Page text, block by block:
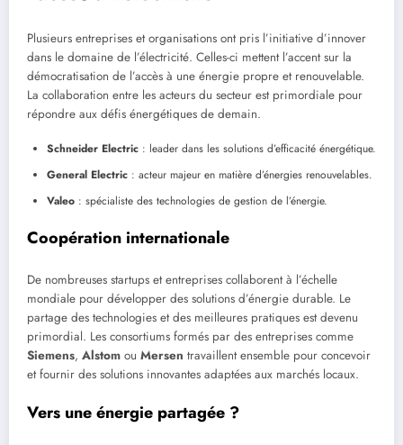
Plusieurs entreprises et organisations ont pris l’initiative d’innover
dans le domaine de l’électricité. Celles-ci mettent l’accent sur la
démocratisation de l’accès à une énergie propre et renouvelable.
La collaboration entre les acteurs du secteur est primordiale pour
répondre aux défis énergétiques de demain.
Schneider Electric : leader dans les solutions d’efficacité énergétique.
General Electric : acteur majeur en matière d’énergies renouvelables.
Valeo : spécialiste des technologies de gestion de l’énergie.
Coopération internationale
De nombreuses startups et entreprises collaborent à l’échelle
mondiale pour développer des solutions d’énergie durable. Le
partage des technologies et des meilleures pratiques est devenu
primordial. Les consortiums formés par des entreprises comme
Siemens, Alstom ou Mersen travaillent ensemble pour concevoir
et fournir des solutions innovantes adaptées aux marchés locaux.
Vers une énergie partagée ?